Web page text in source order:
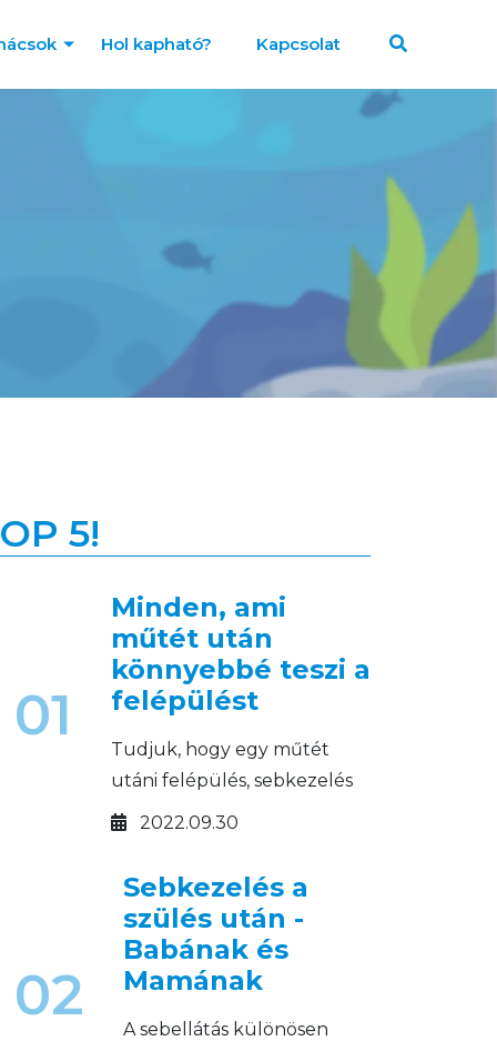
Hol kapható? Kapcsolat
5!
01
Minden, ami
műtét után
könnyebbé teszi a
felépülést
Tudjuk, hogy egy műtét
utáni felépülés, sebkezelés
legalább annyira rajtunk
2022.09.30
02
Sebkezelés a
szülés után -
Babának és
Mamának
A sebellátás különösen